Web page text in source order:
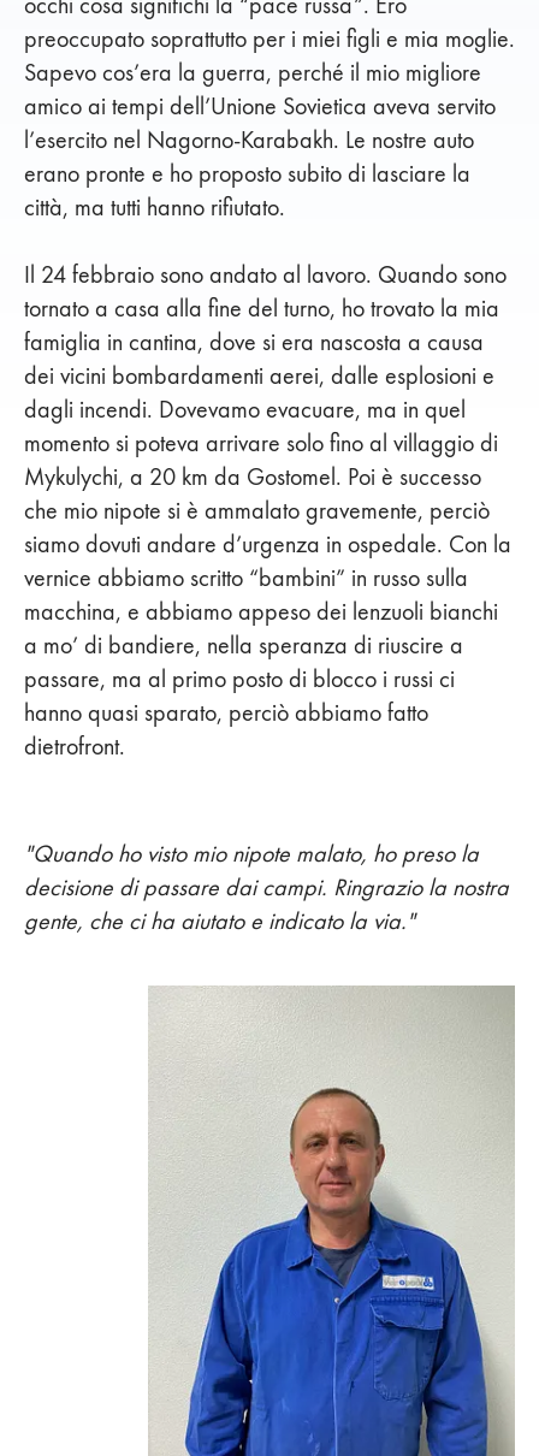
preoccupato soprattutto per i miei figli e mia moglie.
Sapevo cos’era la guerra, perché il mio migliore
amico ai tempi dell’Unione Sovietica aveva servito
l’esercito nel Nagorno-Karabakh. Le nostre auto
erano pronte e ho proposto subito di lasciare la
città, ma tutti hanno rifiutato.
Il 24 febbraio sono andato al lavoro. Quando sono
tornato a casa alla fine del turno, ho trovato la mia
famiglia in cantina, dove si era nascosta a causa
dei vicini bombardamenti aerei, dalle esplosioni e
dagli incendi. Dovevamo evacuare, ma in quel
momento si poteva arrivare solo fino al villaggio di
Mykulychi, a 20 km da Gostomel. Poi è successo
che mio nipote si è ammalato gravemente, perciò
siamo dovuti andare d’urgenza in ospedale. Con la
vernice abbiamo scritto “bambini” in russo sulla
macchina, e abbiamo appeso dei lenzuoli bianchi
a mo’ di bandiere, nella speranza di riuscire a
passare, ma al primo posto di blocco i russi ci
hanno quasi sparato, perciò abbiamo fatto
dietrofront.
"Quando ho visto mio nipote malato, ho preso la
decisione di passare dai campi. Ringrazio la nostra
gente, che ci ha aiutato e indicato la via."